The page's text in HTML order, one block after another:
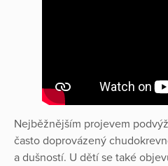
Nejběžnějším projevem
často doprovázený
a dušností. U dětí se také